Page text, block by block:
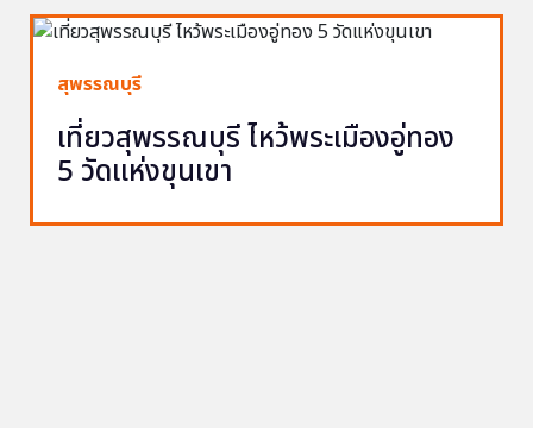
สุพรรณบุรี
เที่ยวสุพรรณบุรี ไหว้พระเมืองอู่ทอง
5 วัดแห่งขุนเขา